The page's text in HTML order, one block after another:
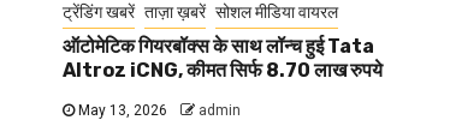
ट्रेंडिंग खबरें ताज़ा ख़बरें सोशल मीडिया वायरल
ऑटोमेटिक गियरबॉक्स के साथ लॉन्च हुई Tata
Altroz iCNG, कीमत सिर्फ 8.70 लाख रुपये
May 13, 2026 admin